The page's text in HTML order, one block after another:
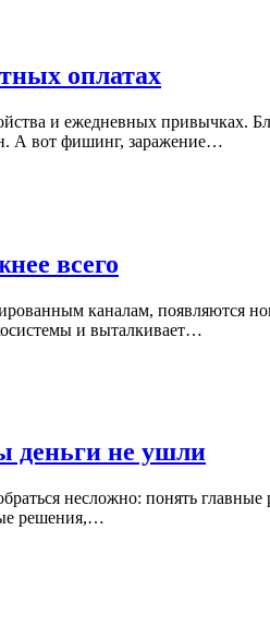
оплатах
и ежедневных привычках.
А вот фишинг, заражение…
всего
каналам, появляются
и выталкивает…
деньги не ушли
несложно: понять
решения,…